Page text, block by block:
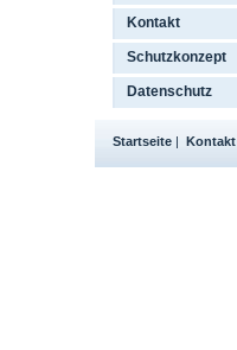
Kontakt
Schutzkonzept
Datenschutz
Startseite | Kontakt